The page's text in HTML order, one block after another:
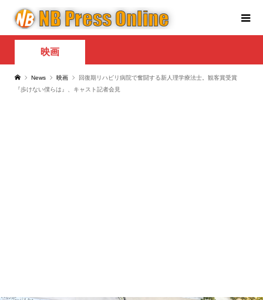
映画
News 映画
回復期リハビリ病院で奮闘する新人理学療法士。観客賞受賞
『歩けない僕らは』、キャスト記者会見